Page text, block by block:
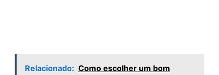
Relacionado: Como escolher um bom